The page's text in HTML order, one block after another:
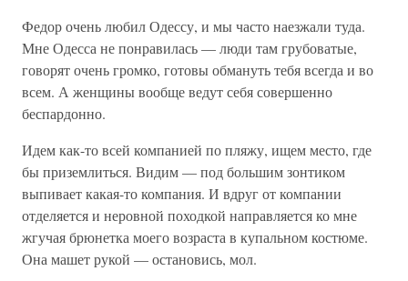
Федор очень любил Одессу, и мы часто наезжали туда.
Мне Одесса не понравилась — люди там грубоватые,
говорят очень громко, готовы обмануть тебя всегда и во
всем. А женщины вообще ведут себя совершенно
беспардонно.
Идем как-то всей компанией по пляжу, ищем место, где
бы приземлиться. Видим — под большим зонтиком
выпивает какая-то компания. И вдруг от компании
отделяется и неровной походкой направляется ко мне
жгучая брюнетка моего возраста в купальном костюме.
Она машет рукой — остановись, мол.